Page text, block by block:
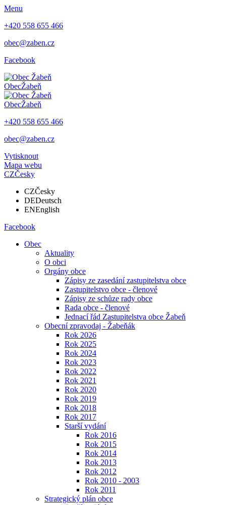
Menu
+420 558 655 466
obec@zaben.cz
Facebook
ObecŽabeň
ObecŽabeň
+420 558 655 466
obec@zaben.cz
Vytisknout
Mapa webu
CZČesky
CZČesky
DEDeutsch
ENEnglish
Facebook
Obec
Aktuality
O obci
Orgány obce
Zápisy ze zasedání zastupitelstva obce
Zastupitelstvo obce - členové
Zápisy ze schůze rady obce
Rada obce - členové
Jednací řád Zastupitelstva obce Žabeň
Obecní zpravodaj - Žabeňák
Rok 2026
Rok 2025
Rok 2024
Rok 2023
Rok 2022
Rok 2021
Rok 2020
Rok 2019
Rok 2018
Rok 2017
Starší vydání
Rok 2016
Rok 2015
Rok 2014
Rok 2013
Rok 2012
Rok 2010 - 2003
Rok 2011
Strategický plán obce